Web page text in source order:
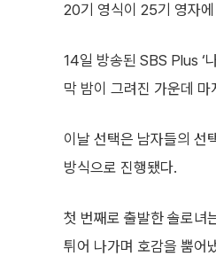
20기 영식이 25기 영자
14일 방송된 SBS Plus ‘
막 밤이 그려진 가운데
이날 선택은 남자들의 선
방식으로 진행됐다.
첫 번째로 출발한 솔로녀
튀어 나가며 호감을 뿜어